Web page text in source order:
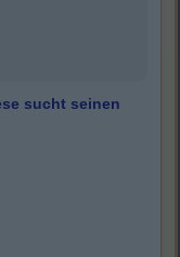
sucht seinen